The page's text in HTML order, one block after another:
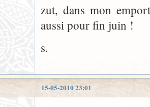
zut, dans mon
aussi pour fin juin !
s.
15-05-2010 23:01